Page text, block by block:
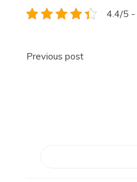
4.4/5 -
Navigace
Previous post